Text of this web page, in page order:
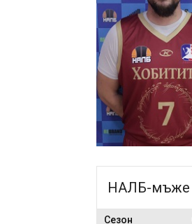
НАЛБ-мъже
Сезон